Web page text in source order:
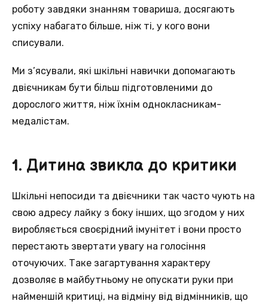
роботу завдяки знанням товариша, досягають
успіху набагато більше, ніж ті, у кого вони
списували.
Ми з’ясували, які шкільні навички допомагають
двієчникам бути більш підготовленими до
дорослого життя, ніж їхнім однокласникам-
медалістам.
1. Дитина звикла до критики
Шкільні непосиди та двієчники так часто чують на
свою адресу лайку з боку інших, що згодом у них
виробляється своєрідний імунітет і вони просто
перестають звертати увагу на голосіння
оточуючих. Таке загартування характеру
дозволяє в майбутньому не опускати руки при
найменшій критиці, на відміну від відмінників, що